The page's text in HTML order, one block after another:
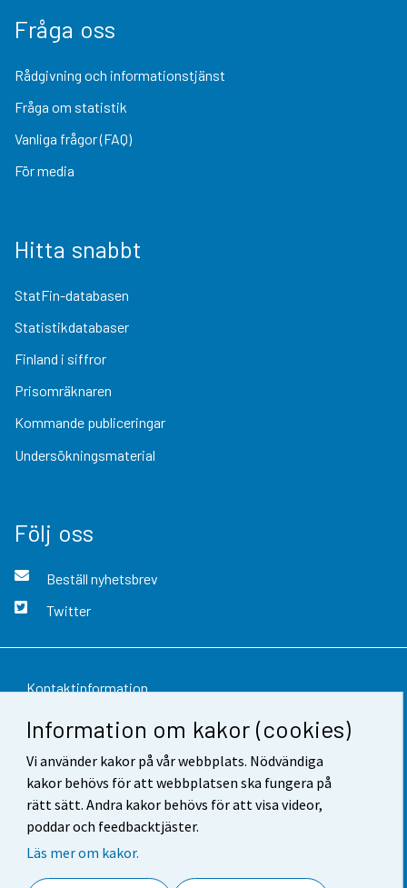
Information om kakor (cookies)
Vi använder kakor på vår webbplats. Nödvändiga
kakor behövs för att webbplatsen ska fungera på
rätt sätt. Andra kakor behövs för att visa videor,
poddar och feedbacktjäster.
Läs mer om kakor.
Fråga oss
Rådgivning och informationstjänst
Fråga om statistik
Vanliga frågor (FAQ)
För media
Hitta snabbt
StatFin-databasen
Statistikdatabaser
Finland i siffror
Prisomräknaren
Kommande publiceringar
Undersökningsmaterial
Följ oss
Beställ nyhetsbrev
Twitter
Kontaktinformation
Respons
Användarvillkor
Dataskydd
Tillgänglighet